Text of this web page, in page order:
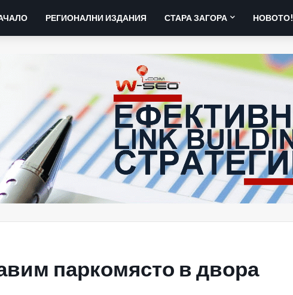
РЕГИОНАЛНИ ИЗДАНИЯ СТАРА ЗАГОРА НОВОТО!
паркомясто в двора